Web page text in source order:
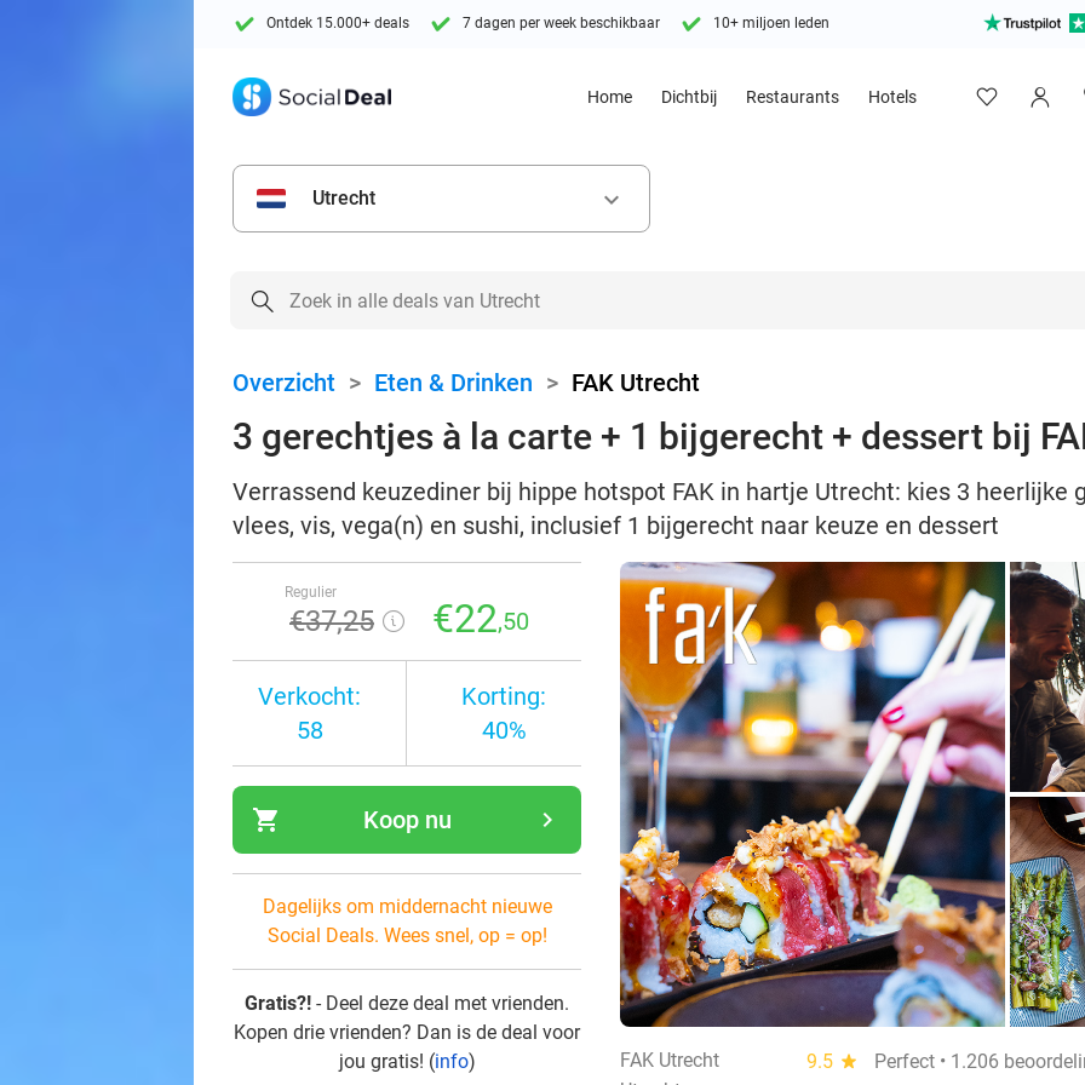
Ontdek 15.000+ deals 7 dagen per week beschikbaar 10+ miljoen leden
Home Dichtbij Restaurants Hotels
Utrecht keyboard_arrow_down
Overzicht > Eten & Drinken > FAK Utrecht
3 gerechtjes à la carte + 1 bijgerecht + dessert bij
Verrassend keuzediner bij hippe hotspot FAK in hartje Utrecht: kies 3 heerlijke
vlees, vis, vega(n) en sushi, inclusief 1 bijgerecht naar keuze en dessert
Regulier
€37,25 €22,50
Verkocht:
58
Korting:
40%
shopping_cart navigate_next
Koop nu
Dagelijks om middernacht nieuwe
Social Deals. Wees snel, op = op!
Gratis?! - Deel deze deal met vrienden.
Kopen drie vrienden? Dan is de deal voor
jou gratis! (info) FAK Utrecht 9.5 star
Perfect • 1.206